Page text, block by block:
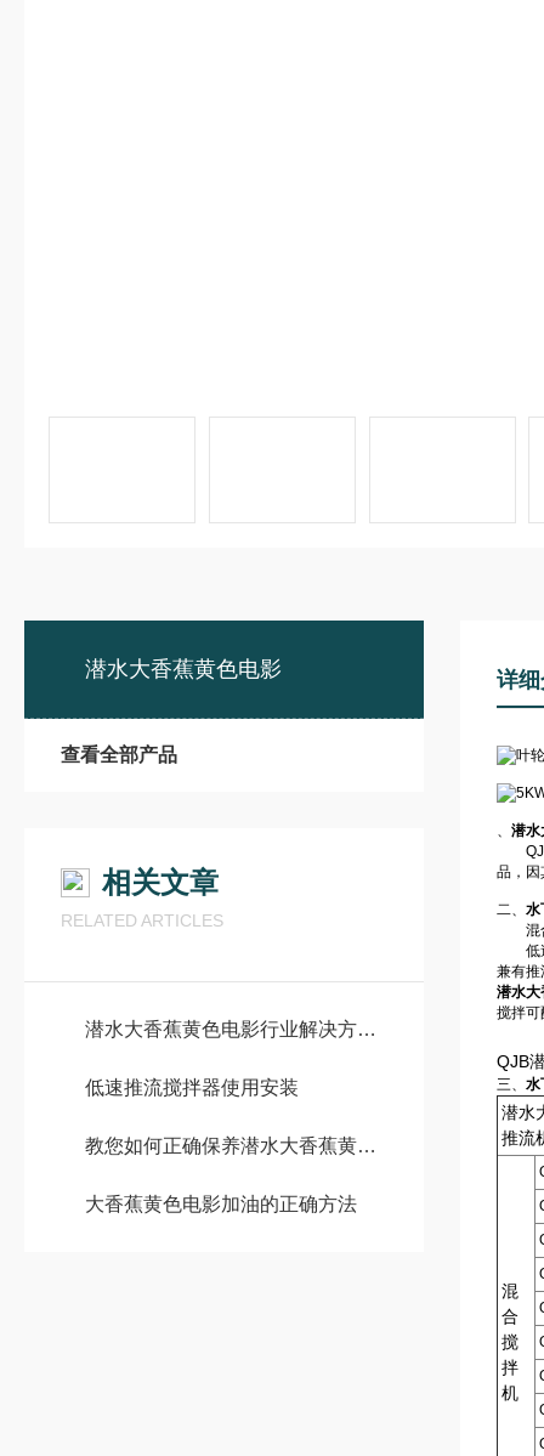
潜水大香蕉黄色电影
查看全部产品
相关文章
RELATED ARTICLES
潜水大香蕉黄色电影行业解决方案：市政污水处理、工业废水治理全场景应用指南
低速推流搅拌器使用安装
教您如何正确保养潜水大香蕉黄色电影
大香蕉黄色电影加油的正确方法
详
、 潜水
品，因
二、 水
混合
低速
兼有推
潜水大
搅拌可
QJB
三、 水
潜水
推流
混
合
搅
拌
机